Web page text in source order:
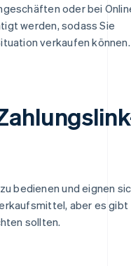
oder bei
werden, sodass Sie
verkaufen können.
bedienen und eignen
aber es gibt
sollten.